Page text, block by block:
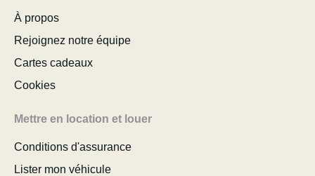
À propos
Rejoignez notre équipe
Cartes cadeaux
Cookies
Mettre en location et louer
Conditions d'assurance
Lister mon véhicule